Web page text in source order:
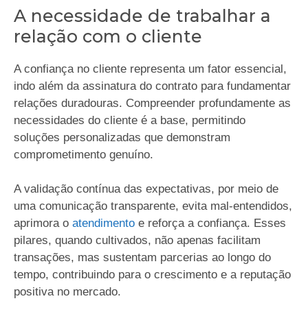
A necessidade de trabalhar a
relação com o cliente
A confiança no cliente representa um fator essencial,
indo além da assinatura do contrato para fundamentar
relações duradouras. Compreender profundamente as
necessidades do cliente é a base, permitindo
soluções personalizadas que demonstram
comprometimento genuíno.
A validação contínua das expectativas, por meio de
uma comunicação transparente, evita mal-entendidos,
aprimora o atendimento e reforça a confiança. Esses
pilares, quando cultivados, não apenas facilitam
transações, mas sustentam parcerias ao longo do
tempo, contribuindo para o crescimento e a reputação
positiva no mercado.